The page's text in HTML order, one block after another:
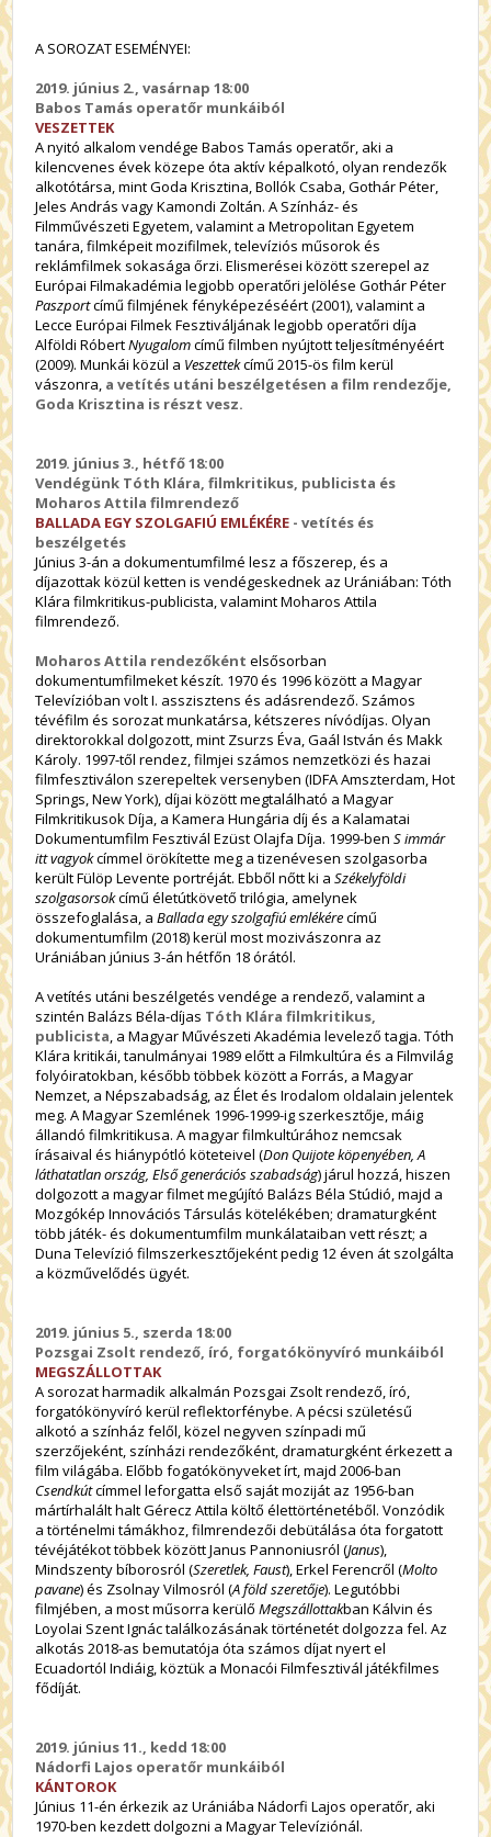
A SOROZAT ESEMÉNYEI:
2019. június 2., vasárnap 18:00
Babos Tamás operatőr munkáiból
VESZETTEK
A nyitó alkalom vendége Babos Tamás operatőr, aki a
kilencvenes évek közepe óta aktív képalkotó, olyan rendezők
alkotótársa, mint Goda Krisztina, Bollók Csaba, Gothár Péter,
Jeles András vagy Kamondi Zoltán. A Színház- és
Filmművészeti Egyetem, valamint a Metropolitan Egyetem
tanára, filmképeit mozifilmek, televíziós műsorok és
reklámfilmek sokasága őrzi. Elismerései között szerepel az
Európai Filmakadémia legjobb operatőri jelölése Gothár Péter
Paszportcímű filmjének fényképezéséért (2001), valamint a
Lecce Európai Filmek Fesztiváljának legjobb operatőri díja
Alföldi RóbertNyugalomcímű filmben nyújtott teljesítményéért
(2009). Munkái közül a Veszettekcímű 2015-ös film kerül
vászonra, a vetítés utáni beszélgetésen a film rendezője,
Goda Krisztina is részt vesz.
2019. június 3., hétfő 18:00
Vendégünk Tóth Klára, filmkritikus, publicista és
Moharos Attila filmrendező
BALLADA EGY SZOLGAFIÚ EMLÉKÉRE - vetítés és
beszélgetés
Június 3-án a dokumentumfilmé lesz a főszerep, és a
díjazottak közül ketten is vendégeskednek az Urániában: Tóth
Klára filmkritikus-publicista, valamint Moharos Attila
filmrendező.
Moharos Attila rendezőként elsősorban
dokumentumfilmeket készít. 1970 és 1996 között a Magyar
Televízióban volt I. asszisztens és adásrendező. Számos
tévéfilm és sorozat munkatársa, kétszeres nívódíjas. Olyan
direktorokkal dolgozott, mint Zsurzs Éva, Gaál István és Makk
Károly. 1997-től rendez, filmjei számos nemzetközi és hazai
filmfesztiválon szerepeltek versenyben (IDFA Amszterdam, Hot
Springs, New York), díjai között megtalálható a Magyar
Filmkritikusok Díja, a Kamera Hungária díj és a Kalamatai
Dokumentumfilm Fesztivál Ezüst Olajfa Díja. 1999-benS immár
itt vagyokcímmel örökítette meg a tizenévesen szolgasorba
került Fülöp Levente portréját. Ebből nőtt ki aSzékelyföldi
szolgasorsokcímű életútkövető trilógia, amelynek
összefoglalása, aBallada egy szolgafiú emlékérecímű
dokumentumfilm (2018) kerül most mozivászonra az
Urániában június 3-án hétfőn 18 órától.
A vetítés utáni beszélgetés vendége a rendező, valamint a
szintén Balázs Béla-díjas Tóth Klára filmkritikus,
publicista, a Magyar Művészeti Akadémia levelező tagja. Tóth
Klára kritikái, tanulmányai 1989 előtt a Filmkultúra és a Filmvilág
folyóiratokban, később többek között a Forrás, a Magyar
Nemzet, a Népszabadság, az Élet és Irodalom oldalain jelentek
meg. A Magyar Szemlének 1996-1999-ig szerkesztője, máig
állandó filmkritikusa. A magyar filmkultúrához nemcsak
írásaival és hiánypótló köteteivel (Don Quijote köpenyében, A
láthatatlan ország, Első generációs szabadság) járul hozzá, hiszen
dolgozott a magyar filmet megújító Balázs Béla Stúdió, majd a
Mozgókép Innovációs Társulás kötelékében; dramaturgként
több játék- és dokumentumfilm munkálataiban vett részt; a
Duna Televízió filmszerkesztőjeként pedig 12 éven át szolgálta
a közművelődés ügyét.
2019. június 5., szerda 18:00
Pozsgai Zsolt rendező, író, forgatókönyvíró munkáiból
MEGSZÁLLOTTAK
A sorozat harmadik alkalmán Pozsgai Zsolt rendező, író,
forgatókönyvíró kerül reflektorfénybe. A pécsi születésű
alkotó a színház felől, közel negyven színpadi mű
szerzőjeként, színházi rendezőként, dramaturgként érkezett a
film világába. Előbb fogatókönyveket írt, majd 2006-ban
Csendkútcímmel leforgatta első saját moziját az 1956-ban
mártírhalált halt Gérecz Attila költő élettörténetéből. Vonzódik
a történelmi támákhoz, filmrendezői debütálása óta forgatott
tévéjátékot többek között Janus Pannoniusról (Janus),
Mindszenty bíborosról (Szeretlek, Faust), Erkel Ferencről (Molto
pavane) és Zsolnay Vilmosról (A föld szeretője). Legutóbbi
filmjében, a most műsorra kerülőMegszállottakban Kálvin és
Loyolai Szent Ignác találkozásának történetét dolgozza fel. Az
alkotás 2018-as bemutatója óta számos díjat nyert el
Ecuadortól Indiáig, köztük a Monacói Filmfesztivál játékfilmes
fődíját.
2019. június 11., kedd 18:00
Nádorfi Lajos operatőr munkáiból
KÁNTOROK
Június 11-én érkezik az Urániába Nádorfi Lajos operatőr, aki
1970-ben kezdett dolgozni a Magyar Televíziónál.